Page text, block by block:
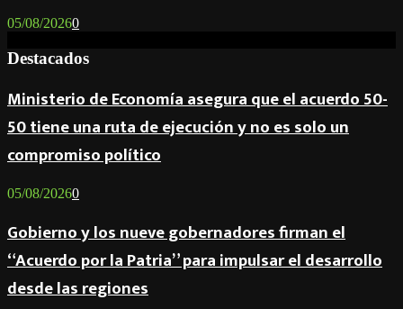
05/08/20260
Destacados
Ministerio de Economía asegura que el acuerdo 50-
50 tiene una ruta de ejecución y no es solo un
compromiso político
05/08/20260
Gobierno y los nueve gobernadores firman el
“Acuerdo por la Patria” para impulsar el desarrollo
desde las regiones